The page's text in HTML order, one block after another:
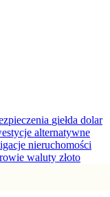
giełda dolar
alternatywne
nieruchomości
waluty złoto